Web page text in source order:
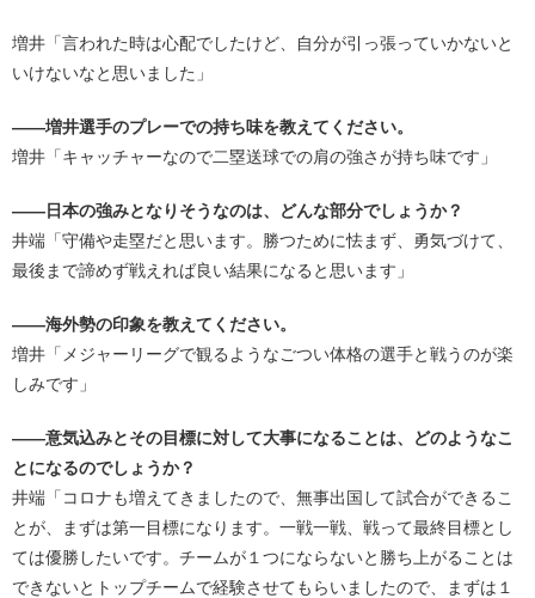
増井「言われた時は心配でしたけど、自分が引っ張っていかないと
いけないなと思いました」
――増井選手のプレーでの持ち味を教えてください。
増井「キャッチャーなので二塁送球での肩の強さが持ち味です」
――日本の強みとなりそうなのは、どんな部分でしょうか？
井端「守備や走塁だと思います。勝つために怯まず、勇気づけて、
最後まで諦めず戦えれば良い結果になると思います」
――海外勢の印象を教えてください。
増井「メジャーリーグで観るようなごつい体格の選手と戦うのが楽
しみです」
――意気込みとその目標に対して大事になることは、どのようなこ
とになるのでしょうか？
井端「コロナも増えてきましたので、無事出国して試合ができるこ
とが、まずは第一目標になります。一戦一戦、戦って最終目標とし
ては優勝したいです。チームが１つにならないと勝ち上がることは
できないとトップチームで経験させてもらいましたので、まずは１